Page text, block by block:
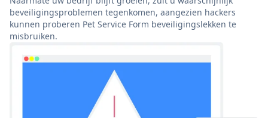
beveiligingsproblemen tegenkomen, aangezien hackers
kunnen proberen Pet Service Form beveiligingslekken te
misbruiken.